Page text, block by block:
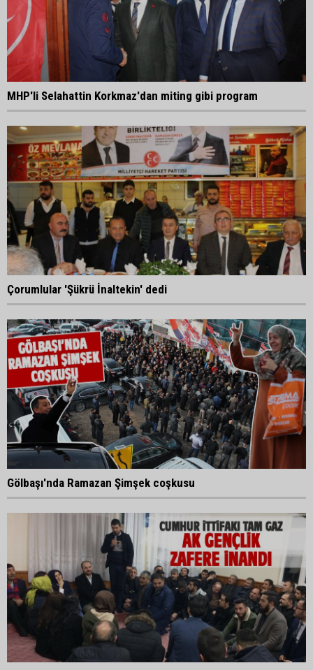
MHP'li Selahattin Korkmaz'dan miting gibi program
Çorumlular 'Şükrü İnaltekin' dedi
Gölbaşı'nda Ramazan Şimşek coşkusu